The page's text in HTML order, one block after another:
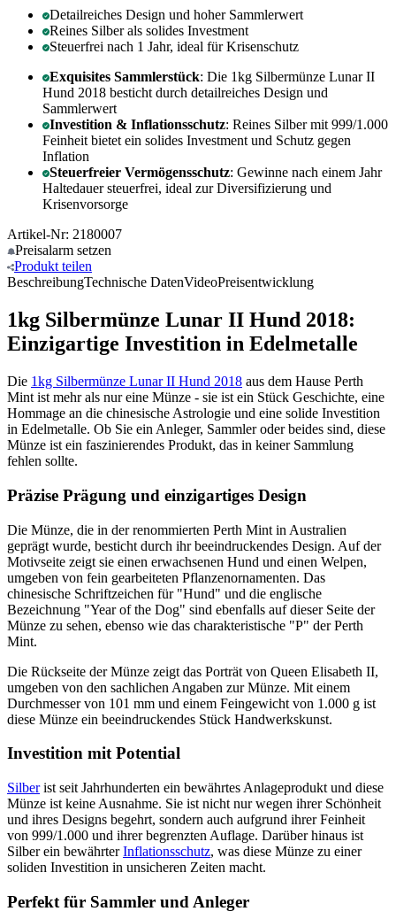
Detailreiches Design und hoher Sammlerwert
Reines Silber als solides Investment
Steuerfrei nach 1 Jahr, ideal für Krisenschutz
Exquisites Sammlerstück: Die 1kg Silbermünze Lunar II
Hund 2018 besticht durch detailreiches Design und
Sammlerwert
Investition & Inflationsschutz: Reines Silber mit 999/1.000
Feinheit bietet ein solides Investment und Schutz gegen
Inflation
Steuerfreier Vermögensschutz: Gewinne nach einem Jahr
Haltedauer steuerfrei, ideal zur Diversifizierung und
Krisenvorsorge
Artikel-Nr: 2180007
Preisalarm setzen
Produkt teilen
BeschreibungTechnische DatenVideoPreisentwicklung
1kg Silbermünze Lunar II Hund 2018:
Einzigartige Investition in Edelmetalle
Die 1kg Silbermünze Lunar II Hund 2018 aus dem Hause Perth
Mint ist mehr als nur eine Münze - sie ist ein Stück Geschichte, eine
Hommage an die chinesische Astrologie und eine solide Investition
in Edelmetalle. Ob Sie ein Anleger, Sammler oder beides sind, diese
Münze ist ein faszinierendes Produkt, das in keiner Sammlung
fehlen sollte.
Präzise Prägung und einzigartiges Design
Die Münze, die in der renommierten Perth Mint in Australien
geprägt wurde, besticht durch ihr beeindruckendes Design. Auf der
Motivseite zeigt sie einen erwachsenen Hund und einen Welpen,
umgeben von fein gearbeiteten Pflanzenornamenten. Das
chinesische Schriftzeichen für "Hund" und die englische
Bezeichnung "Year of the Dog" sind ebenfalls auf dieser Seite der
Münze zu sehen, ebenso wie das charakteristische "P" der Perth
Mint.
Die Rückseite der Münze zeigt das Porträt von Queen Elisabeth II,
umgeben von den sachlichen Angaben zur Münze. Mit einem
Durchmesser von 101 mm und einem Feingewicht von 1.000 g ist
diese Münze ein beeindruckendes Stück Handwerkskunst.
Investition mit Potential
Silberist seit Jahrhunderten ein bewährtes Anlageprodukt und diese
Münze ist keine Ausnahme. Sie ist nicht nur wegen ihrer Schönheit
und ihres Designs begehrt, sondern auch aufgrund ihrer Feinheit
von 999/1.000 und ihrer begrenzten Auflage. Darüber hinaus ist
Silber ein bewährterInflationsschutz, was diese Münze zu einer
soliden Investition in unsicheren Zeiten macht.
Perfekt für Sammler und Anleger